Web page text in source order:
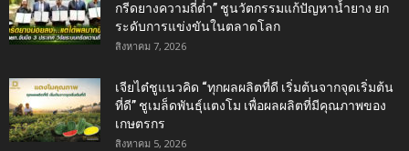
กรีดยางความถี่ต่ำ” ชูนวัตกรรมแก้ปัญหาน้ำยาง ยก
ระดับการแข่งขันในตลาดโลก
สิงหาคม 7, 2026
เจียไต๋ชูแนวคิด “ทุกผลผลิตที่ดี เริ่มต้นจากจุดเริ่มต้น
ที่ดี” ชูเมล็ดพันธุ์แตงโม เพื่อผลผลิตที่มีคุณภาพของ
เกษตรกร
สิงหาคม 5, 2026